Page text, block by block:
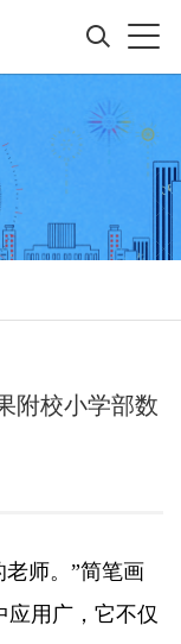
附校小学部数
师。”简笔画
应用广，它不仅